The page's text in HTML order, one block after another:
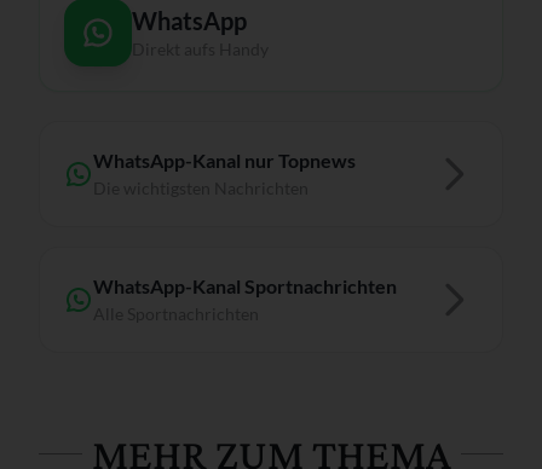
WhatsApp
WhatsApp-Kanal nur Topnews
WhatsApp-Kanal Sportnachrichten
MEHR ZUM THEMA